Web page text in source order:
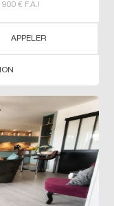
900 € F.A.I
APPELER